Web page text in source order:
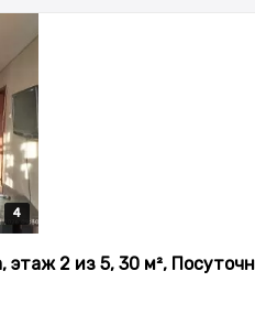
4
4
4
4
этаж 2 из 5, 30 м²,